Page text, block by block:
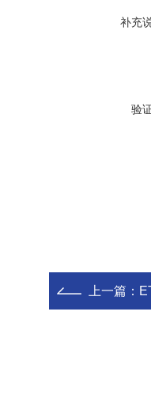
补充
验
上一篇：